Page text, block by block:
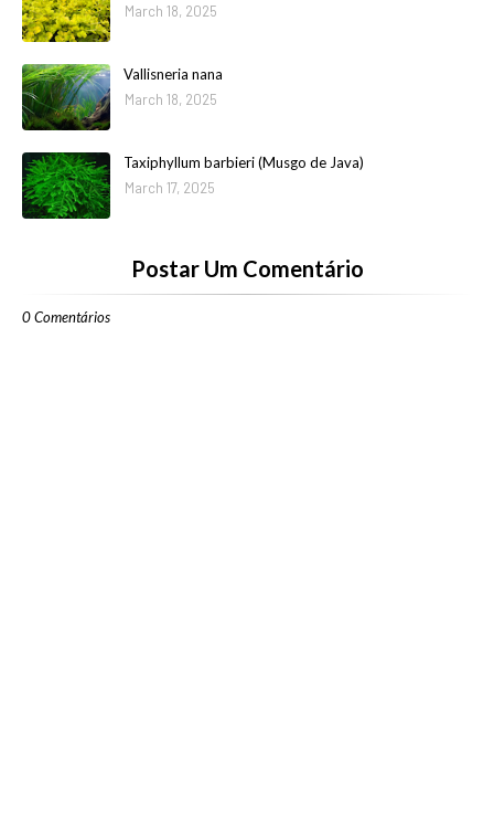
March 18, 2025
Vallisneria nana
March 18, 2025
Taxiphyllum barbieri (Musgo de Java)
March 17, 2025
Postar Um Comentário
0 Comentários